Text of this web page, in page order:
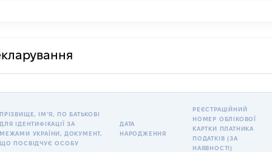
ПРІЗВИЩЕ, ІМʼЯ, ПО БАТЬКОВІ
ДЛЯ ІДЕНТИФІКАЦІЇ ЗА
МЕЖАМИ УКРАЇНИ, ДОКУМЕНТ,
ЩО ПОСВІДЧУЄ ОСОБУ
ДАТА
НАРОДЖЕННЯ
РЕЄСТРАЦІЙНИЙ
НОМЕР ОБЛІКОВОЇ
КАРТКИ ПЛАТНИКА
ПОДАТКІВ (ЗА
НАЯВНОСТІ)